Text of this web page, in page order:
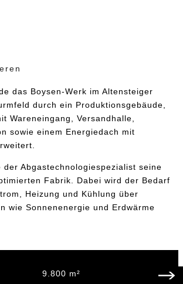
das Boysen-Werk im Altensteiger
durch ein Produktionsgebäude,
Wareneingang, Versandhalle,
sowie einem Energiedach mit
Abgastechnologiespezialist seine
Fabrik. Dabei wird der Bedarf
Heizung und Kühlung über
wie Sonnenenergie und Erdwärme
9.800 m²